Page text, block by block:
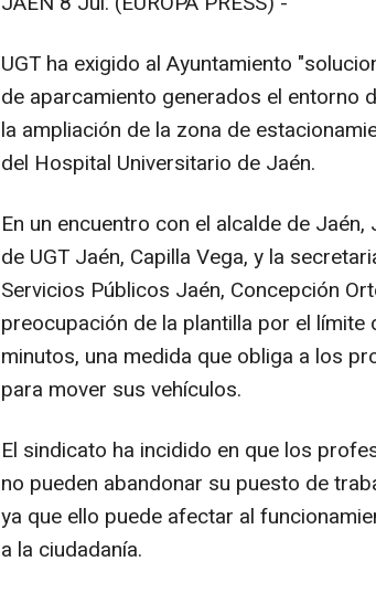
UGT ha exigido al Ayuntamiento
de aparcamiento generados el entorno
la ampliación de la zona de
del Hospital Universitario de Jaén.
En un encuentro con el alcalde de
de UGT Jaén, Capilla Vega, y la
Servicios Públicos Jaén, Concepción
preocupación de la plantilla por el
minutos, una medida que obliga a los
para mover sus vehículos.
El sindicato ha incidido en que los
no pueden abandonar su puesto de
ya que ello puede afectar al
a la ciudadanía.